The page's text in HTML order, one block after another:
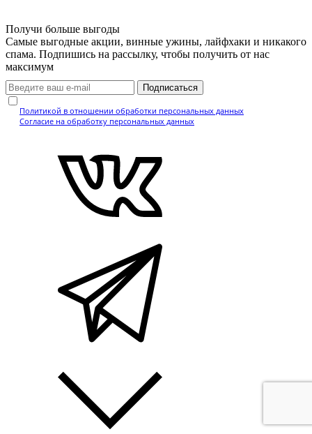
Получи больше выгоды
Самые выгодные акции, винные ужины, лайфхаки и никакого
спама. Подпишись на рассылку, чтобы получить от нас
максимум
Подписаться
Политикой в отношении обработки персональных данных
Согласие на обработку персональных данных